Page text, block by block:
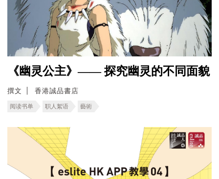
《幽灵公主》—— 探究幽灵的不同面貌
撰文 香港誠品書店
阅读书单 职人絮语 藝術